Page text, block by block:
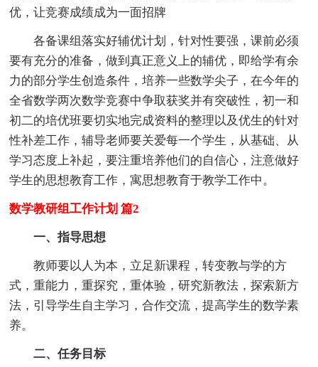
优，让竞赛成绩成为一面招牌
各备课组落实好辅优计划，针对性要强，课前必须
要有充分的准备，做到真正意义上的辅优，即给学有余
力的部分学生创造条件，培养一些数学尖子，在今年的
全省数学两次数学竞赛中争取获奖并有突破性，初一和
初二的培优班要切实地完成资料的整理以及优生的针对
性补差工作，辅导老师要关爱每一个学生，从基础、从
学习态度上补起，要注重培养他们的自信心，注意做好
学生的思想教育工作，寓思想教育于教学工作中。
数学教研组工作计划 篇2
一、指导思想
教师要以人为本，立足新课程，转变教与学的方
式，重能力，重探究，重体验，研究新教法，探索新方
法，引导学生自主学习，合作交流，提高学生的数学素
养。
二、任务目标